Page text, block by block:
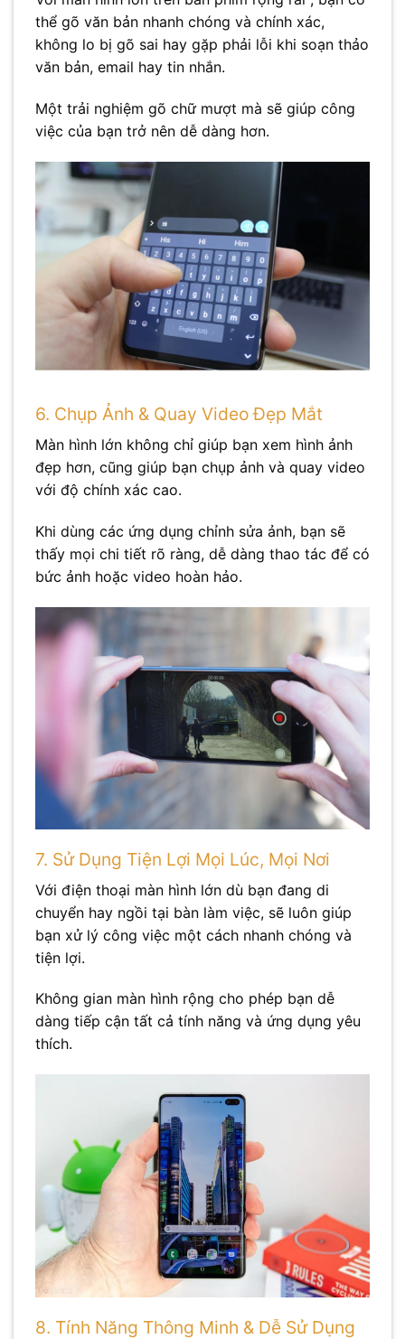
thể gõ văn bản nhanh chóng và chính xác,
không lo bị gõ sai hay gặp phải lỗi khi soạn thảo
văn bản, email hay tin nhắn.
Một trải nghiệm gõ chữ mượt mà sẽ giúp công
việc của bạn trở nên dễ dàng hơn.
6. Chụp Ảnh & Quay Video Đẹp Mắt
Màn hình lớn không chỉ giúp bạn xem hình ảnh
đẹp hơn, cũng giúp bạn chụp ảnh và quay video
với độ chính xác cao.
Khi dùng các ứng dụng chỉnh sửa ảnh, bạn sẽ
thấy mọi chi tiết rõ ràng, dễ dàng thao tác để có
bức ảnh hoặc video hoàn hảo.
7. Sử Dụng Tiện Lợi Mọi Lúc, Mọi Nơi
Với điện thoại màn hình lớn dù bạn đang di
chuyển hay ngồi tại bàn làm việc, sẽ luôn giúp
bạn xử lý công việc một cách nhanh chóng và
tiện lợi.
Không gian màn hình rộng cho phép bạn dễ
dàng tiếp cận tất cả tính năng và ứng dụng yêu
thích.
8. Tính Năng Thông Minh & Dễ Sử Dụng